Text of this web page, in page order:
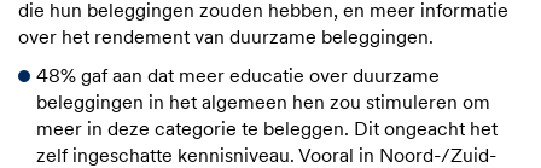
die hun beleggingen zouden hebben, en meer informatie
over het rendement van duurzame beleggingen.
48% gaf aan dat meer educatie over duurzame
beleggingen in het algemeen hen zou stimuleren om
meer in deze categorie te beleggen. Dit ongeacht het
zelf ingeschatte kennisniveau. Vooral in Noord-/Zuid-